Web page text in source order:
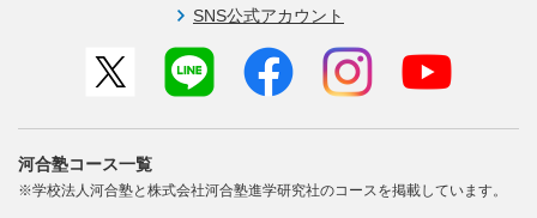
SNS公式アカウント
河合塾コース一覧
※学校法人河合塾と株式会社河合塾進学研究社のコースを掲載しています。